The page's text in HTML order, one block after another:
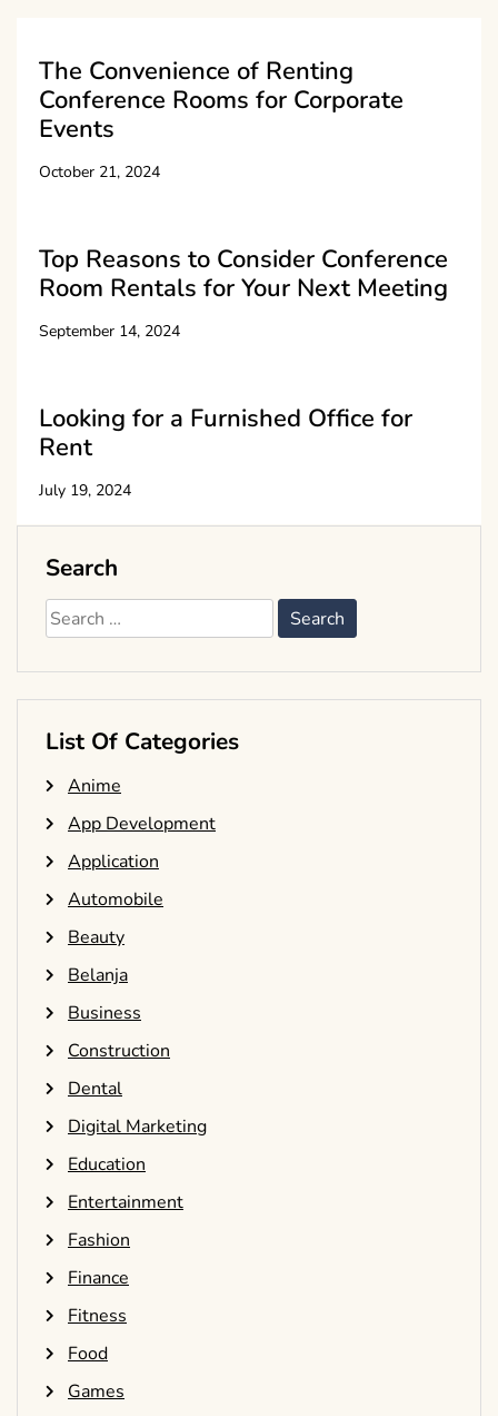
The Convenience of Renting
Conference Rooms for Corporate
Events
October 21, 2024
Top Reasons to Consider Conference
Room Rentals for Your Next Meeting
September 14, 2024
Looking for a Furnished Office for
Rent
July 19, 2024
Search
Search
for:
List Of Categories
Anime
App Development
Application
Automobile
Beauty
Belanja
Business
Construction
Dental
Digital Marketing
Education
Entertainment
Fashion
Finance
Fitness
Food
Games